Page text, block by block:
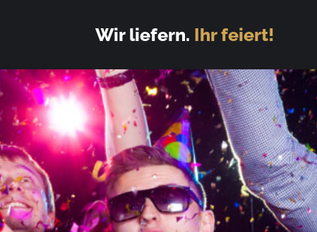
Wir liefern. Ihr feiert!